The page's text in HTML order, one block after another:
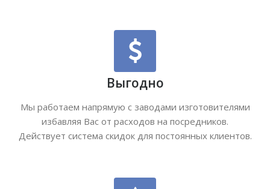
Выгодно
Мы работаем напрямую с заводами изготовителями
избавляя Вас от расходов на посредников.
Действует система скидок для постоянных клиентов.